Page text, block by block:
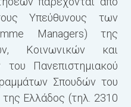
Υπεύθυνους των
Μanagers) της
Κοινωνικών και
του Πανεπιστημιακού
Σπουδών του
Ελλάδος (τηλ. 2310